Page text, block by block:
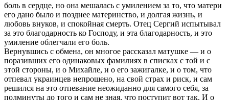
боль в сердце, но она мешалась с умилением за то, что матери
его дано было и позднее материнство, и долгая жизнь, и
любовь внуков, и спокойная смерть. Отец Сергий испытывал
за это благодарность ко Господу, и эта благодарность, и это
умиление облегчали его боль.
Вернувшись с обмена, он многое рассказал матушке — и о
поразивших его одинаковых фамилиях в списках с той и с
этой стороны, и о Михайле, и о его зажигалке, и о том, что
отпевал украинцев непрошено, на свой страх и риск, и сам
решился на это отпевание неожиданно для самого себя, за
полминуты до того и сам не зная, что поступит вот так. И о